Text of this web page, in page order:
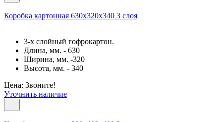
Коробка картонная 630х320х340 3 слоя
3-х слойный гофрокартон.
Длина, мм. - 630
Ширина, мм. -320
Высота, мм. - 340
Цена: Звоните!
Уточнить наличие